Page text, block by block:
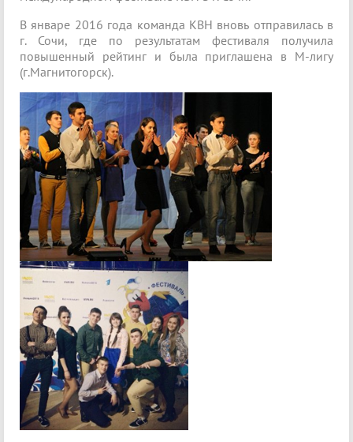
В январе 2016 года команда КВН вновь отправилась в
г. Сочи, где по результатам фестиваля получила
повышенный рейтинг и была приглашена в М-лигу
(г.Магнитогорск).